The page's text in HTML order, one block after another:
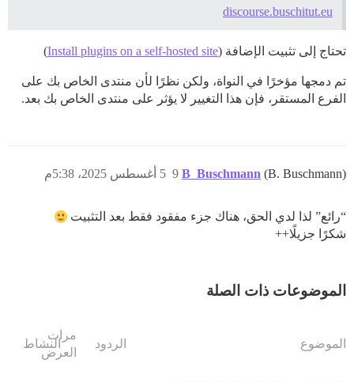
discourse.buschitut.eu
تحتاج إلى تثبيت الإضافة (Install plugins on a self-hosted site
)
تم دمجها مؤخرًا في النواة، ولكن نظرًا لأن منتدى الخاص بك على
الفرع المستقر، فإن هذا التغيير لا يؤثر على منتدى الخاص بك بعد.
B_Buschmann (B. Buschmann) 5 أغسطس 2025، 5:38م 9
“رائع” لذا لدي الحق، هناك جزء مفقود فقط بعد التثبيت
شكرًا جزيلًا++
الموضوعات ذات الصلة
الموضوع الردود
مرات
العرض
النشاط